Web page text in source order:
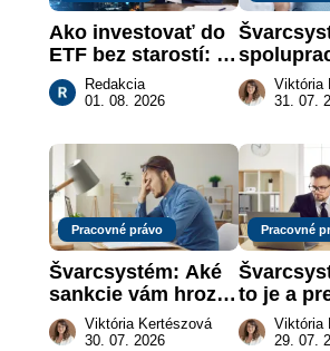
Ako investovať do
ETF bez starostí:
Investičné plány,
ktoré urobia prácu
Redakcia
01. 08. 2026
legálne a
Viktória
31. 07.
Pracovné právo
Švarcsystém: Aké
sankcie vám hrozia
a prečo nestačí
zaplatiť pokutu?
Viktória Kertészová
30. 07. 2026
Pracovné
to je a
vás to
zaujímať
Viktória
29. 07.